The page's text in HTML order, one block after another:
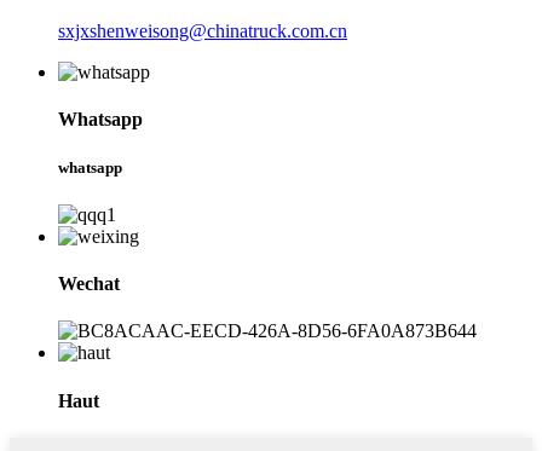
sxjxshenweisong@chinatruck.com.cn
Whatsapp
whatsapp
Wechat
Haut